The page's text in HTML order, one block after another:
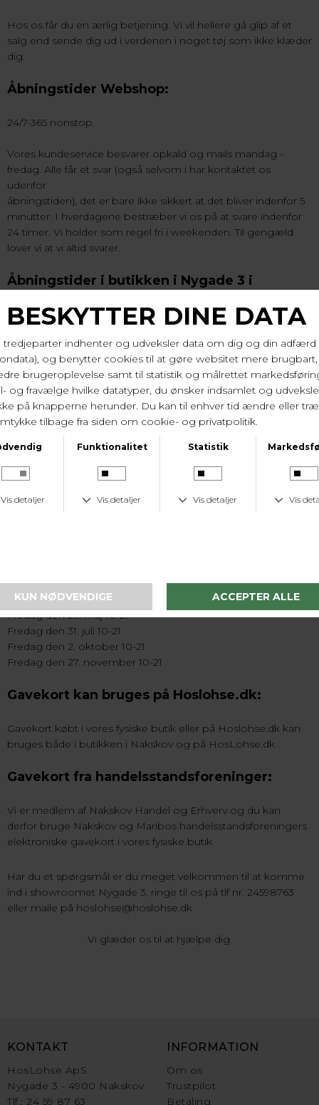
Hos os får du en ærlig betjening. Vi vil hellere gå glip af et
salg end sende dig ud i verdenen i noget tøj som ikke klæder
dig.
Åbningstider Webshop:
24/7-365 nonstop.
Vores kundeservice besvarer opkald og mails mandag -
fredag. Alle får et svar (også selvom i har kontaktet os
udenfor
åbningstiden), det er bare ikke sikkert at det bliver indenfor 5
minutter. I hverdagene bestræber vi os på at svare indenfor
24 timer. Vi holder som regel fri i weekenden. Til gengæld
lover vi at vi altid svarer.
Åbningstider i butikken i Nygade 3 i
Tirsdag Lukket
Onsdag - fredag kl. 10-17
Lørdag kl. 10 - 13.30
Herudover har vi disse særlige åbningstider i 2026
Fredag den 27. marts - Lukker kl. 14
Mandag den 30. marts - Lukket.
Onsdag den 1. april 10-21
Torsdag den 14. maj Lukket
Mandag den 25. maj Lukket
Fredag den 29. maj 10-21
Fredag den 31. juli 10-21
Fredag den 2. oktober 10-21
Fredag den 27. november 10-21
Gavekort kan bruges på Hoslohse.dk:
Gavekort købt i vores fysiske butik eller på Hoslohse.dk kan
bruges både i butikken i Nakskov og på HosLohse.dk
Gavekort fra handelsstandsforeninger:
Vi er medlem af Nakskov Handel og Erhverv og du kan
derfor bruge Nakskov og Maribos handelsstandsforeningers
elektroniske gavekort i vores fysiske butik.
Har du et spørgsmål er du meget velkommen til at komme
ind i showroomet Nygade 3, ringe til os på tlf nr. 24598763
eller maile på hoslohse@hoslohse.dk
Vi glæder os til at hjælpe dig.
KONTAKT
HosLohse ApS
Nygade 3 - 4900 Nakskov
Tlf.: 24 59 87 63
INFORMATION
Om os
Trustpilot
Betaling